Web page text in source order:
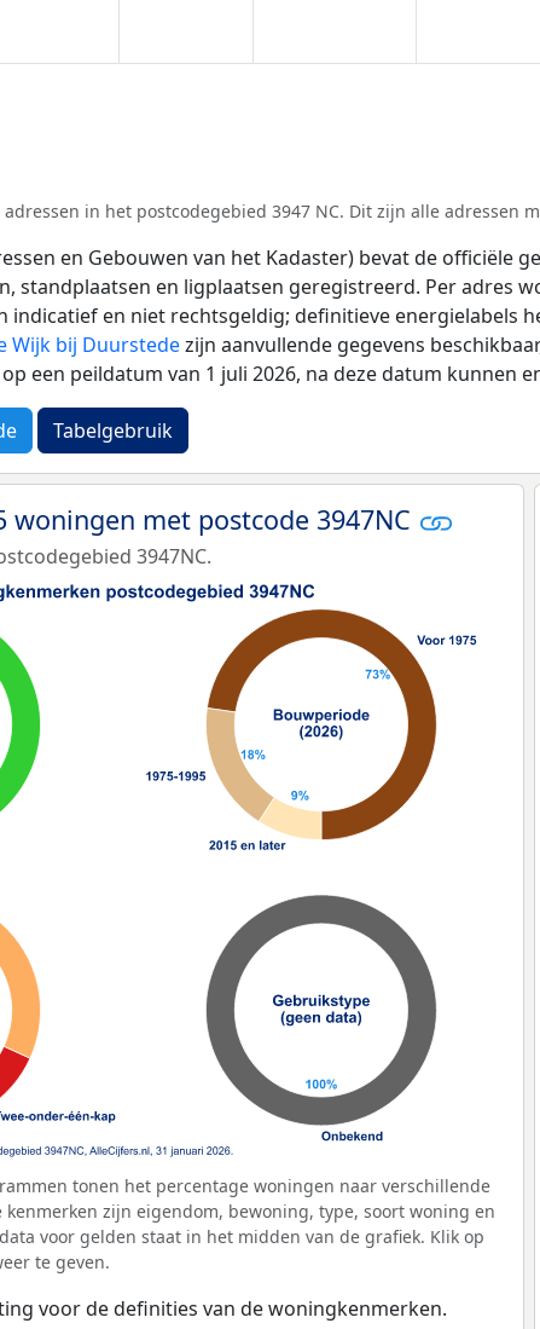
in het postcodegebied 3947 NC. Dit zijn alle adressen
en Gebouwen van het Kadaster) bevat de officiële
standplaatsen en ligplaatsen geregistreerd. Per adres
indicatief en niet rechtsgeldig; definitieve energielabels
Wijk bij Duurstedezijn aanvullende gegevens
een peildatum van 1 juli 2026, na deze datum
Tabelgebruik
woningen met postcode 3947NC
3947NC.
tonen het percentage woningen naar verschillende
zijn eigendom, bewoning, type, soort woning en
voor gelden staat in het midden van de grafiek. Klik op
te geven.
voor de definities van de woningkenmerken.